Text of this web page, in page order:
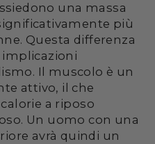
una massa
più
Questa differenza
implicazioni
Il muscolo è un
attivo, il che
a riposo
Un uomo con una
avrà quindi un